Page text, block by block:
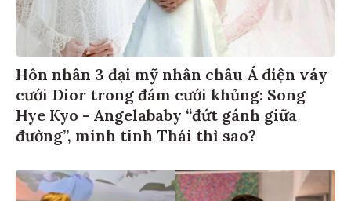
Hôn nhân 3 đại mỹ nhân châu Á diện váy
cưới Dior trong đám cưới khủng: Song
Hye Kyo - Angelababy “đứt gánh giữa
đường”, minh tinh Thái thì sao?